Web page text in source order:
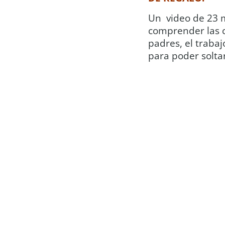
Un video de 23
comprender las
padres, el
para poder